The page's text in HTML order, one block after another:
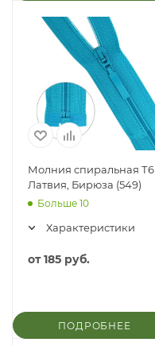
Молния спиральная Т6
Латвия, Бирюза (549)
Больше 10
Характеристики
от185 руб.
ПОДРОБНЕЕ